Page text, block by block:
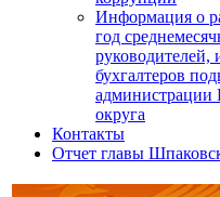
Информация о
год
руководителей,
бухгалтеров
администрации
округа
Контакты
Отчет главы